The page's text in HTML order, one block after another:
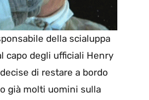
della scialuppa
capo degli ufficiali Henry
di restare a bordo
già molti uomini sulla